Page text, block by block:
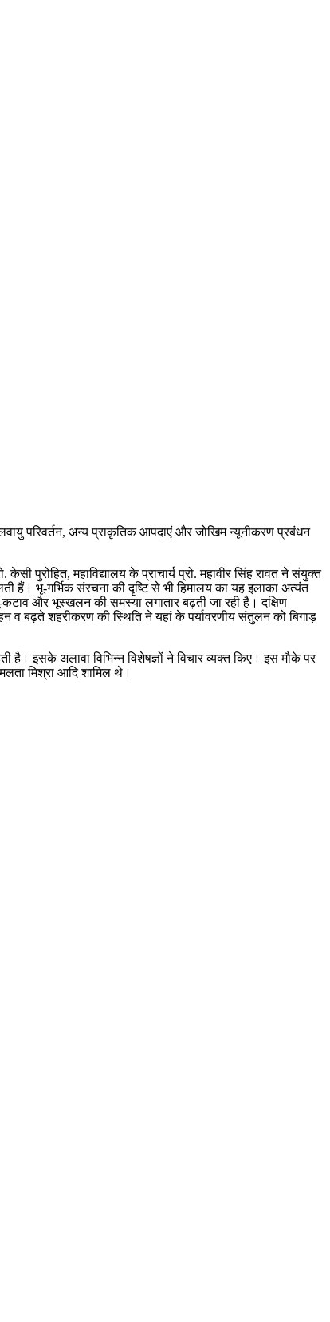
परिवर्तन, अन्य प्राकृतिक आपदाएं और जोखिम न्यूनीकरण प्रबंधन
पुरोहित, महाविद्यालय के प्राचार्य प्रो. महावीर सिंह रावत ने संयुक्त
हैं। भू-गर्भिक संरचना की दृष्टि से भी हिमालय का यह इलाका अत्यंत
और भूस्खलन की समस्या लगातार बढ़ती जा रही है। दक्षिण
व बढ़ते शहरीकरण की स्थिति ने यहां के पर्यावरणीय संतुलन को बिगाड़
इसके अलावा विभिन्न विशेषज्ञों ने विचार व्यक्त किए। इस मौके पर
मिश्रा आदि शामिल थे।